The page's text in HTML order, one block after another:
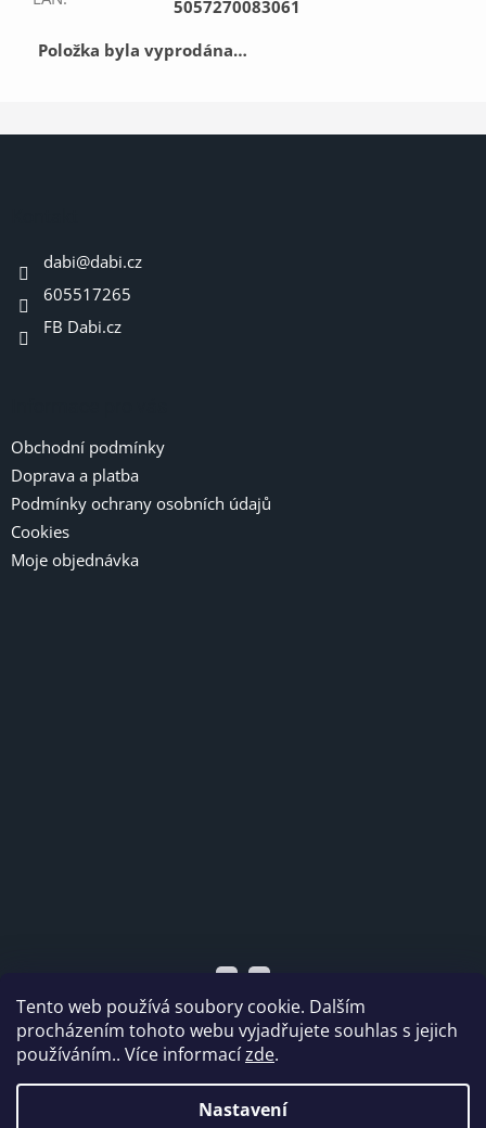
Tento web používá soubory cookie. Dalším
procházením tohoto webu vyjadřujete souhlas s jejich
používáním.. Více informacízde.
Nastavení
5057270083061
Položka byla vyprodána…
dabi@dabi.cz
605517265
FB Dabi.cz
Obchodní podmínky
Doprava a platba
Podmínky ochrany osobních údajů
Cookies
Moje objednávka
Vytvořil Shoptet